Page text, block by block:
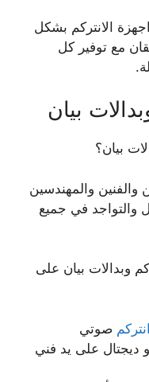
الانتركم بشكل
مع توفير كل
بيان
بيان؟
والفنين والمهندسين
والتواجد في جميع
وبدالات بيان على
انتركم صوتي
ديجتال على يد فني